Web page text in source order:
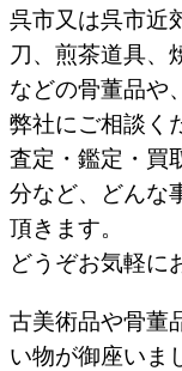
呉市又は呉市近
刀、煎茶道具、
などの骨董品や
弊社にご相談く
査定・鑑定・買
分など、どんな
頂きます。
どうぞお気軽に
古美術品や骨董
い物が御座いま